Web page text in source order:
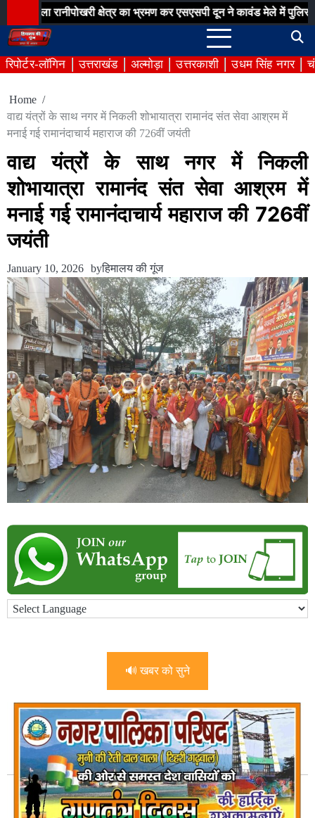
to
content
क्षेत्र का भ्रमण कर एसएसपी दून ने कावंड मेले में पुलिस व्यवस्थाओं
रिपोर्टर-लॉगिन उत्तराखंड अल्मोड़ा उत्तरकाशी उधम सिंह नगर
Home
वाद्य यंत्रों के साथ नगर में निकली शोभायात्रा रामानंद संत सेवा आश्रम में
मनाई गई रामानंदाचार्य महाराज की 726वीं जयंती
वाद्य यंत्रों के साथ नगर में निकली
शोभायात्रा रामानंद संत सेवा आश्रम में
मनाई गई रामानंदाचार्य महाराज की 726वीं
जयंती
January 10, 2026 byहिमालय की गूंज
🔊 खबर को सुने